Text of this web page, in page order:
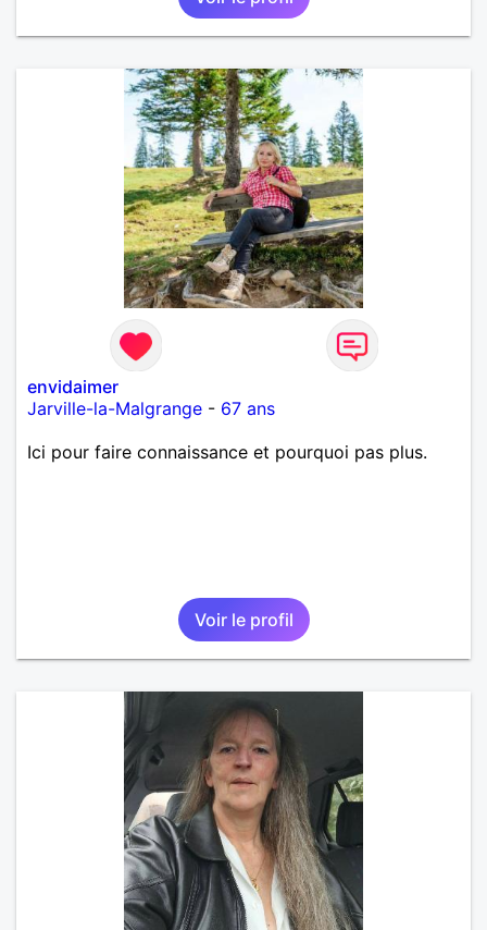
envidaimer
Jarville-la-Malgrange - 67 ans
Ici pour faire connaissance et pourquoi pas plus.
Voir le profil